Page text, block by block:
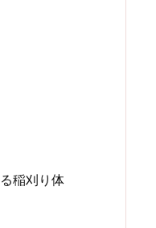
稲刈り体